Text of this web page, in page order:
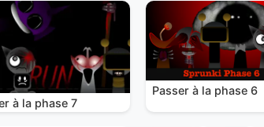
à la phase 7
Passer à la phase 6